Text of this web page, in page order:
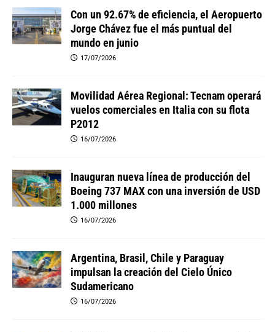
Con un 92.67% de eficiencia, el Aeropuerto
Jorge Chávez fue el más puntual del
mundo en junio
17/07/2026
Movilidad Aérea Regional: Tecnam operará
vuelos comerciales en Italia con su flota
P2012
16/07/2026
Inauguran nueva línea de producción del
Boeing 737 MAX con una inversión de USD
1.000 millones
16/07/2026
Argentina, Brasil, Chile y Paraguay
impulsan la creación del Cielo Único
Sudamericano
16/07/2026